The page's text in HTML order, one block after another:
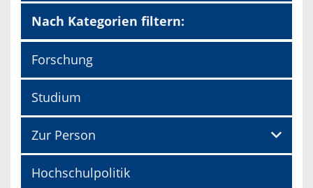
Nach Kategorien filtern:
Forschung
Studium
Zur Person
Hochschulpolitik